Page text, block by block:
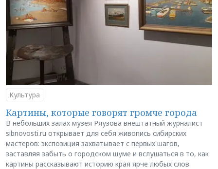
Культура
Картины, которые говорят громче города
В небольших залах музея Ряузова внештатный журналист
sibnovosti.ru открывает для себя живопись сибирских
мастеров: экспозиция захватывает с первых шагов,
заставляя забыть о городском шуме и вслушаться в то, как
картины рассказывают историю края ярче любых слов